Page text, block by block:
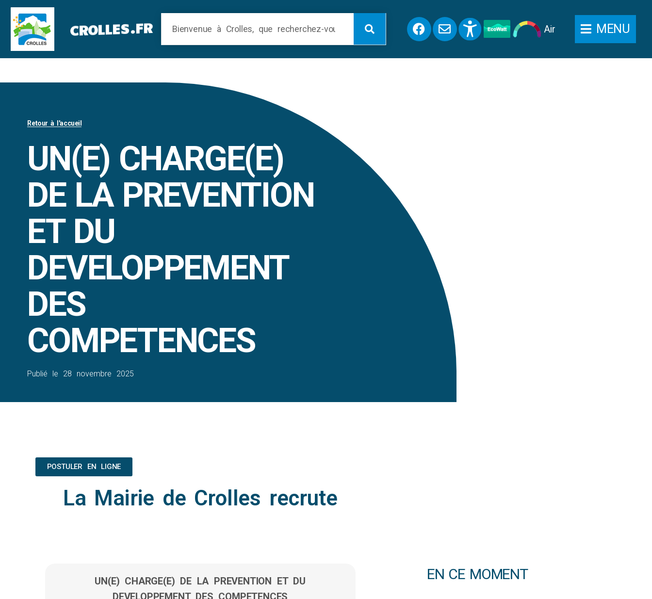
CROLLES.FR Air MENU
Retour à l'accueil
UN(E) CHARGE(E)
DE LA PREVENTION
ET DU
DEVELOPPEMENT
DES
COMPETENCES
Publié le 28 novembre 2025
POSTULER EN LIGNE
La Mairie de Crolles recrute
UN(E) CHARGE(E) DE LA PREVENTION ET DU
DEVELOPPEMENT DES COMPETENCES
EN CE MOMENT
Panneau de gestion des cookies